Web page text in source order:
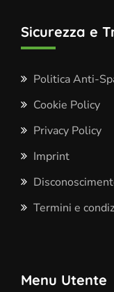
Sicurezza e
Politica Anti-
Cookie Policy
Privacy Policy
Imprint
Termini e
Menu Utente